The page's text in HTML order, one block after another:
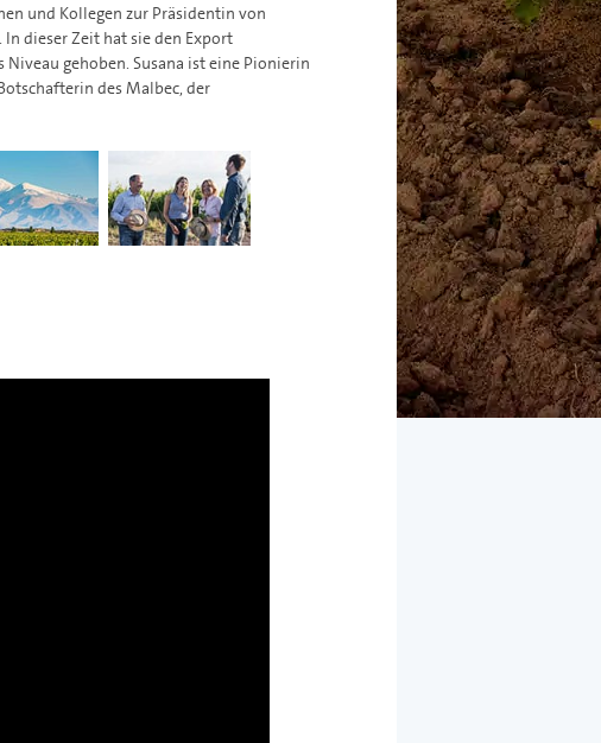
und Kollegen zur Präsidentin von
dieser Zeit hat sie den Export
gehoben. Susana ist eine Pionierin
des Malbec, der